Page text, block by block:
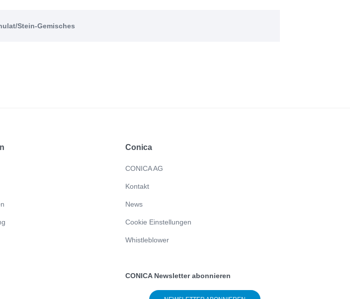
Stein-Gemisches
Conica
CONICA AG
Kontakt
News
Cookie Einstellungen
Whistleblower
CONICA Newsletter abonnieren